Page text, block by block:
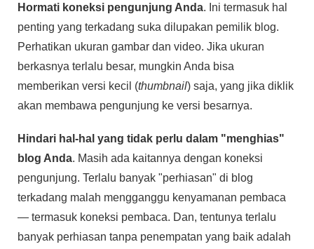
Hormati koneksi pengunjung Anda. Ini termasuk hal
penting yang terkadang suka dilupakan pemilik blog.
Perhatikan ukuran gambar dan video. Jika ukuran
berkasnya terlalu besar, mungkin Anda bisa
memberikan versi kecil (thumbnail) saja, yang jika diklik
akan membawa pengunjung ke versi besarnya.
Hindari hal-hal yang tidak perlu dalam "menghias"
blog Anda. Masih ada kaitannya dengan koneksi
pengunjung. Terlalu banyak "perhiasan" di blog
terkadang malah mengganggu kenyamanan pembaca
— termasuk koneksi pembaca. Dan, tentunya terlalu
banyak perhiasan tanpa penempatan yang baik adalah